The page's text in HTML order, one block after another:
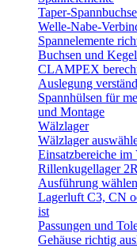
Taper-
Welle-Nabe-
Spannelemente
Buchsen und
CLAMPEX
Auslegung
Spannhülsen für
und Montage
Wälzlager
Wälzlager
Einsatzbereiche im
Rillenkugellager
Ausführung wählen
Lagerluft C3, CN
ist
Passungen und
Gehäuse richtig